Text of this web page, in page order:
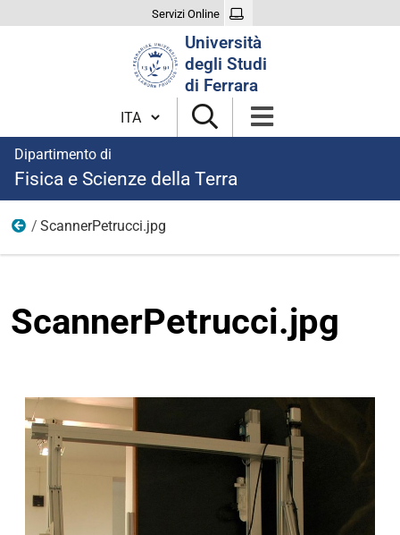
Servizi Online
Università
degli Studi
di Ferrara
Cambia lingua
Dipartimento di
Fisica e Scienze della Terra
Ricerca
ScannerPetrucci.jpg
ScannerPetrucci.jpg